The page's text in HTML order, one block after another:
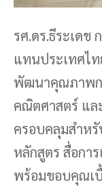
รศ.ดร.ธีระเดช
แทนประเทศไท
พัฒนาคุณภาพก
คณิตศาสตร์ แล
ครอบคลุมสำห
หลักสูตร สื่อกา
พร้อมขอบคุณเ